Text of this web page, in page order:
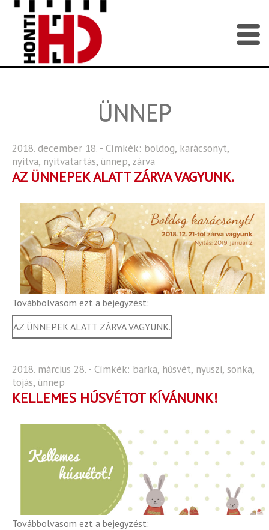
ÜNNEP
2018. december 18. - Címkék: boldog, karácsonyt,
nyitva, nyitvatartás, ünnep, zárva
AZ ÜNNEPEK ALATT ZÁRVA VAGYUNK.
Továbbolvasom ezt a bejegyzést:
AZ ÜNNEPEK ALATT ZÁRVA VAGYUNK.
2018. március 28. - Címkék: barka, húsvét, nyuszi, sonka,
tojás, ünnep
KELLEMES HÚSVÉTOT KÍVÁNUNK!
Továbbolvasom ezt a bejegyzést: